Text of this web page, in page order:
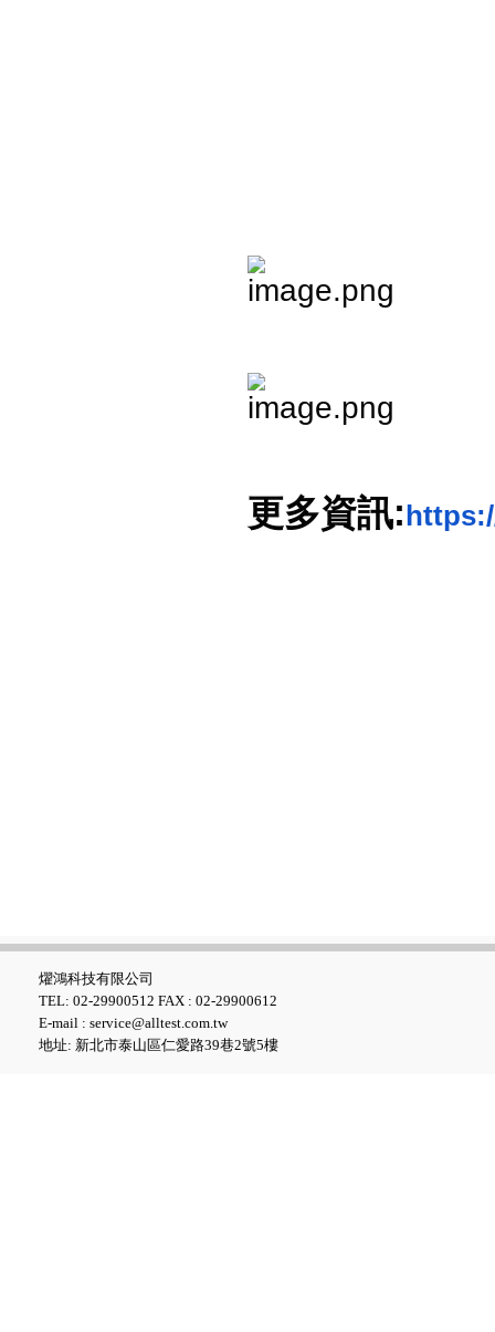
更多資訊:
燿鴻科技有限公司
TEL: 02-29900512 FAX : 02-29900612
E-mail : service@alltest.com.tw
地址: 新北市泰山區仁愛路39巷2號5樓